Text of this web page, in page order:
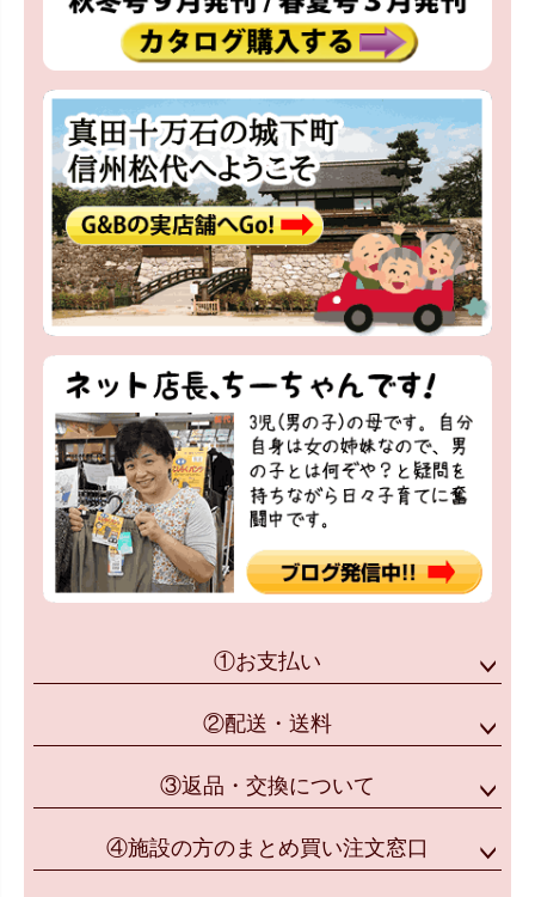
①お支払い
②配送・送料
③返品・交換について
④施設の方のまとめ買い注文窓口